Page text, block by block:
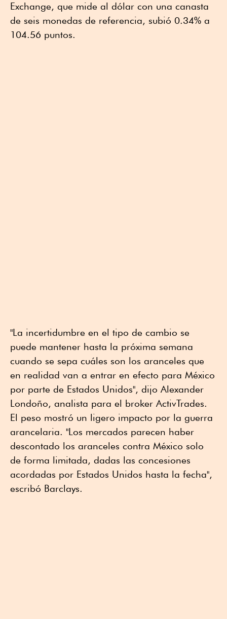
Exchange, que mide al dólar con una canasta
de seis monedas de referencia, subió 0.34% a
104.56 puntos.
"La incertidumbre en el tipo de cambio se
puede mantener hasta la próxima semana
cuando se sepa cuáles son los aranceles que
en realidad van a entrar en efecto para México
por parte de Estados Unidos", dijo Alexander
Londoño, analista para el broker ActivTrades.
El peso mostró un ligero impacto por la guerra
arancelaria. "Los mercados parecen haber
descontado los aranceles contra México solo
de forma limitada, dadas las concesiones
acordadas por Estados Unidos hasta la fecha",
escribó Barclays.